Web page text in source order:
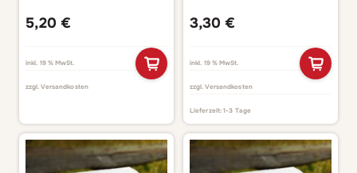
5,20 €
inkl. 19 % MwSt.
zzgl. Versandkosten
3,30 €
inkl. 19 % MwSt.
zzgl. Versandkosten
Lieferzeit:1-3 Tage